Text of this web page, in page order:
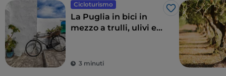
Cicloturismo
Like
La Puglia in bici in
mezzo a trulli, ulivi e
3 minuti